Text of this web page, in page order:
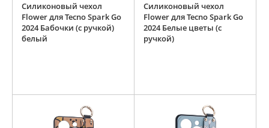
Силиконовый чехол
Flower для Tecno Spark Go
2024 Бабочки (с ручкой)
белый
Силиконовый чехол
Flower для Tecno Spark Go
2024 Белые цветы (с
ручкой)